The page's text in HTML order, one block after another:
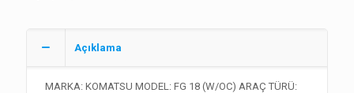
Açıklama
MARKA: KOMATSU MODEL: FG 18 (W/OC) ARAÇ TÜRÜ: